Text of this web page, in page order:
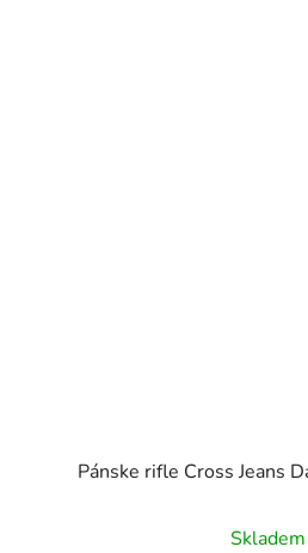
Pánske rifle Cross Jeans
Skladem